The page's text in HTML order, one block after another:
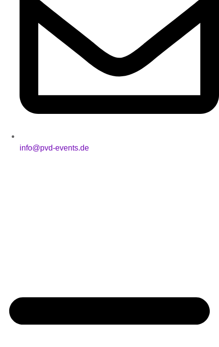
info@pvd-events.de